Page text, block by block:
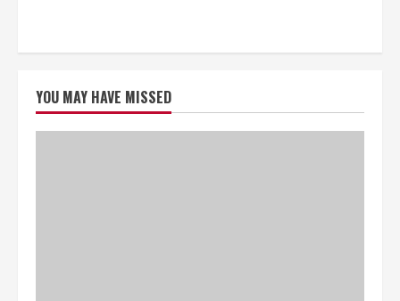
YOU MAY HAVE MISSED